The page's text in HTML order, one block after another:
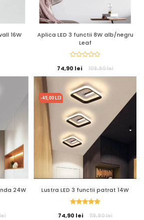
16W
Aplica LED 3 functii 8W alb/negru
Leaf
74,90 lei 109,90 lei
24W
-45,00 LEI
Lustra LED 3 functii patrat 14W
74,90 lei 119,90 lei